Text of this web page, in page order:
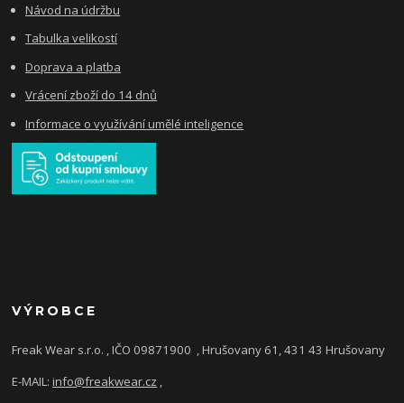
Návod na údržbu
Tabulka velikostí
Doprava a platba
Vrácení zboží do 14 dnů
Informace o využívání umělé inteligence
VÝROBCE
Freak Wear s.r.o. , IČO 09871900 , Hrušovany 61, 431 43 Hrušovany
E-MAIL:info@freakwear.cz ,